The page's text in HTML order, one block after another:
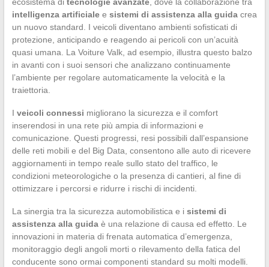
intelligenza artificialee sistemi di assistenza alla guidacrea
un nuovo standard. I veicoli diventano ambienti sofisticati di
protezione, anticipando e reagendo ai pericoli con un’acuità
quasi umana. La Voiture Valk, ad esempio, illustra questo balzo
in avanti con i suoi sensori che analizzano continuamente
l’ambiente per regolare automaticamente la velocità e la
traiettoria.
I veicoli connessi migliorano la sicurezza e il comfort
inserendosi in una rete più ampia di informazioni e
comunicazione. Questi progressi, resi possibili dall’espansione
delle reti mobili e del Big Data, consentono alle auto di ricevere
aggiornamenti in tempo reale sullo stato del traffico, le
condizioni meteorologiche o la presenza di cantieri, al fine di
ottimizzare i percorsi e ridurre i rischi di incidenti.
La sinergia tra la sicurezza automobilistica e i sistemi di
assistenza alla guidaè una relazione di causa ed effetto. Le
innovazioni in materia di frenata automatica d’emergenza,
monitoraggio degli angoli morti o rilevamento della fatica del
conducente sono ormai componenti standard su molti modelli.